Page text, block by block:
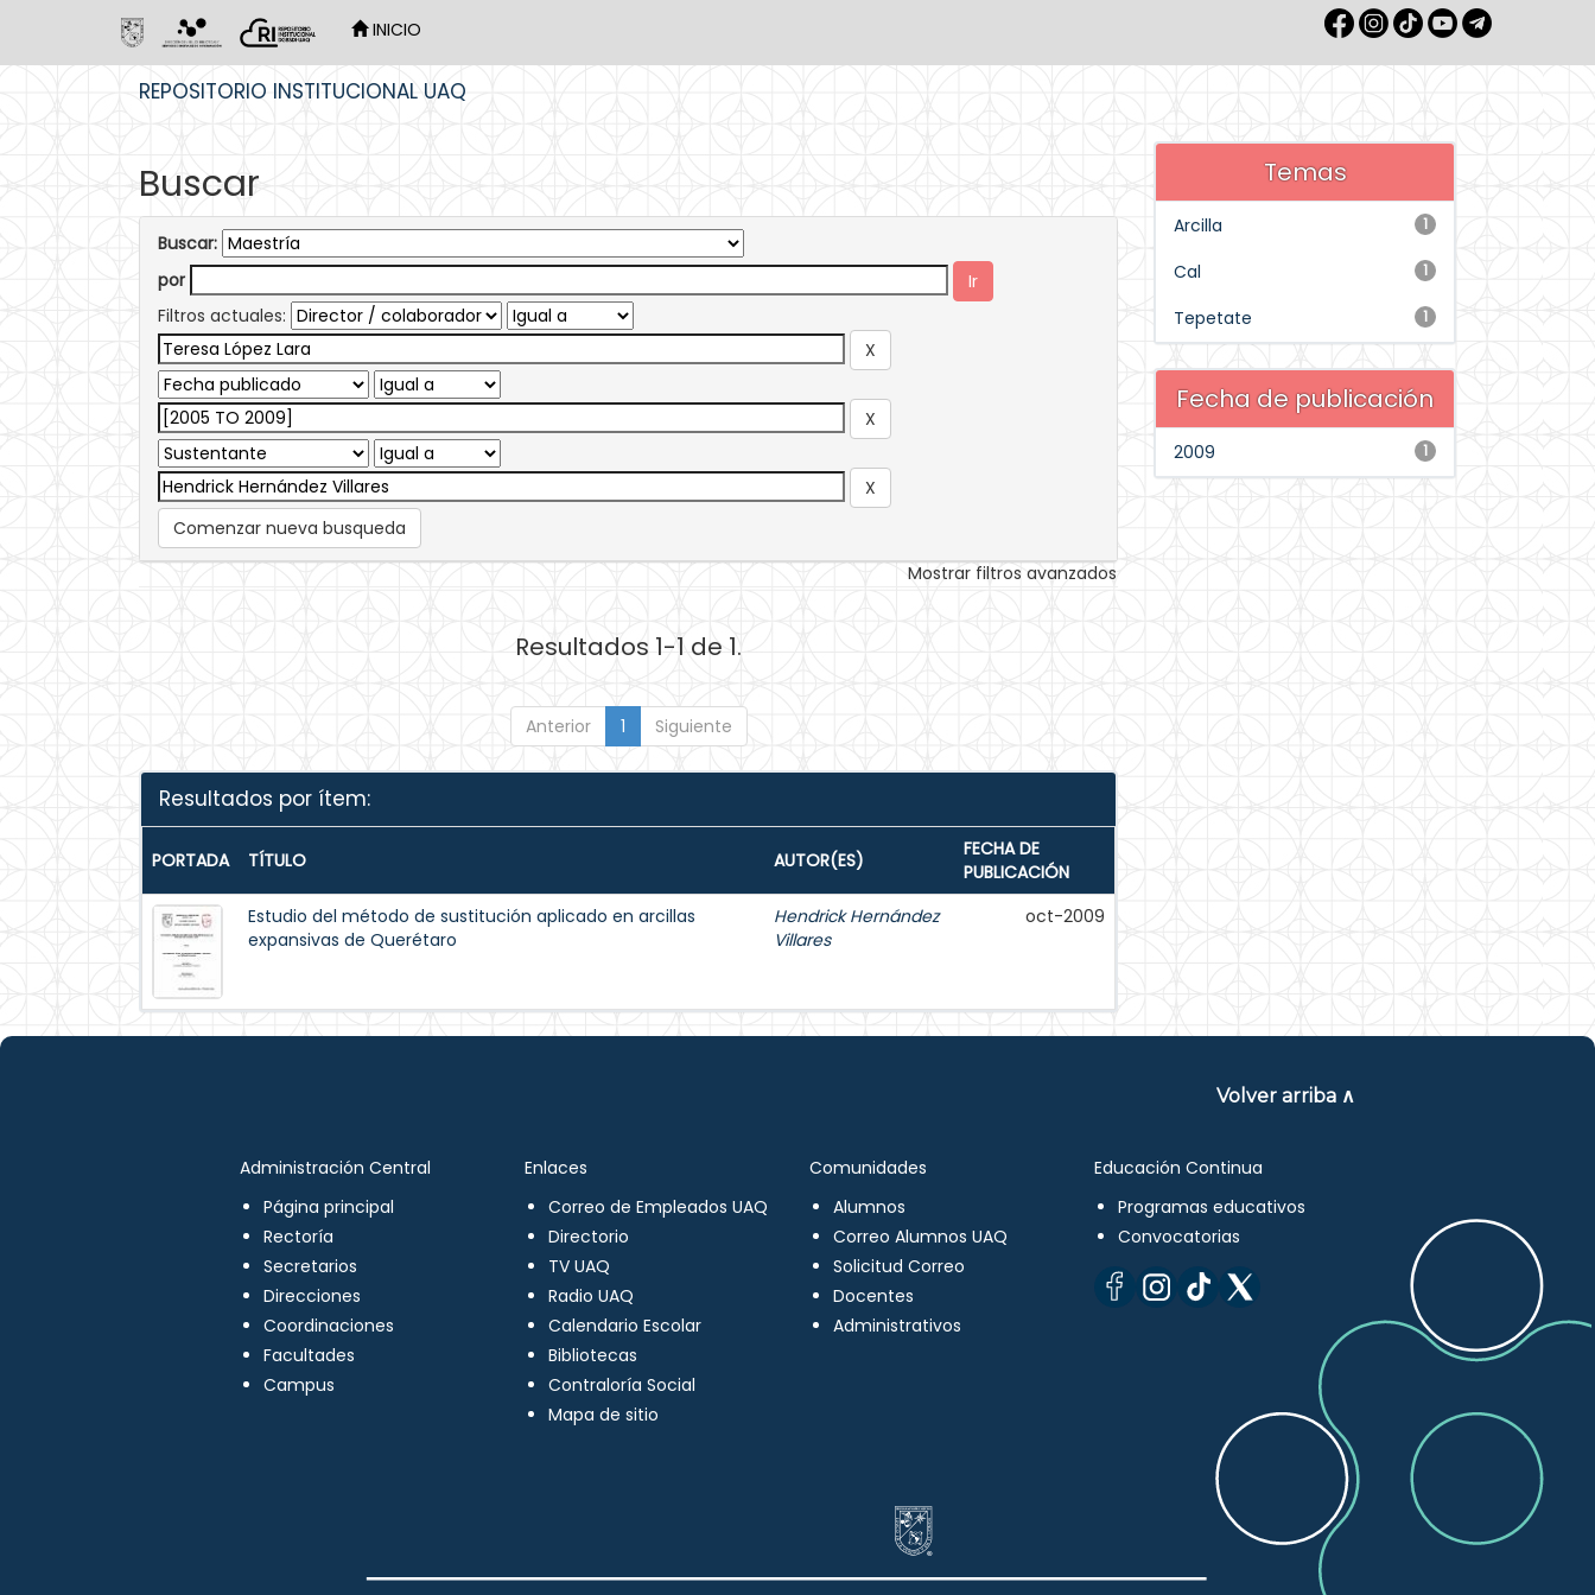
INICIO
REPOSITORIO INSTITUCIONAL UAQ
Buscar
Buscar:
por
Filtros actuales:
Comenzar nueva busqueda
Mostrar filtros avanzados
Resultados 1-1 de 1.
Anterior 1 Siguiente
Resultados por ítem:
PORTADA TÍTULO AUTOR(ES)
FECHA DE
PUBLICACIÓN
Estudio del método de sustitución aplicado en arcillas
expansivas de Querétaro
Hendrick Hernández
Villares
oct-2009
Temas
1
Arcilla
1
Cal
1
Tepetate
Fecha de publicación
1
2009
Volver arriba ∧
Administración Central
Página principal
Rectoría
Secretarios
Direcciones
Coordinaciones
Facultades
Campus
Enlaces
Correo de Empleados UAQ
Directorio
TV UAQ
Radio UAQ
Calendario Escolar
Bibliotecas
Contraloría Social
Mapa de sitio
Comunidades
Alumnos
Correo Alumnos UAQ
Solicitud Correo
Docentes
Administrativos
Educación Continua
Programas educativos
Convocatorias